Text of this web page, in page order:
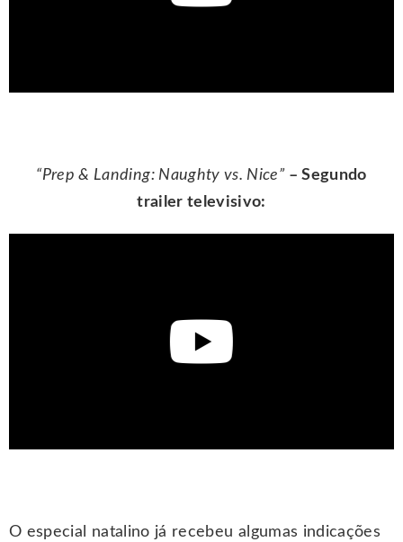
“Prep & Landing: Naughty vs. Nice” – Segundo
trailer televisivo:
O especial natalino já recebeu algumas indicações